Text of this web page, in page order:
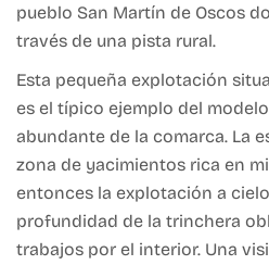
pueblo San Martín de Oscos
través de una pista rural.
Esta pequeña explotación
es el típico ejemplo del
abundante de la comarca. La
zona de yacimientos rica en
entonces la explotación a
profundidad de la trinchera
trabajos por el interior. Una